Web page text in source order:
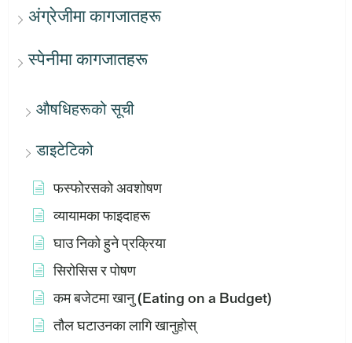
अंग्रेजीमा कागजातहरू
स्पेनीमा कागजातहरू
औषधिहरूको सूची
डाइटेटिको
फस्फोरसको अवशोषण
व्यायामका फाइदाहरू
घाउ निको हुने प्रक्रिया
सिरोसिस र पोषण
कम बजेटमा खानु (Eating on a Budget)
तौल घटाउनका लागि खानुहोस्